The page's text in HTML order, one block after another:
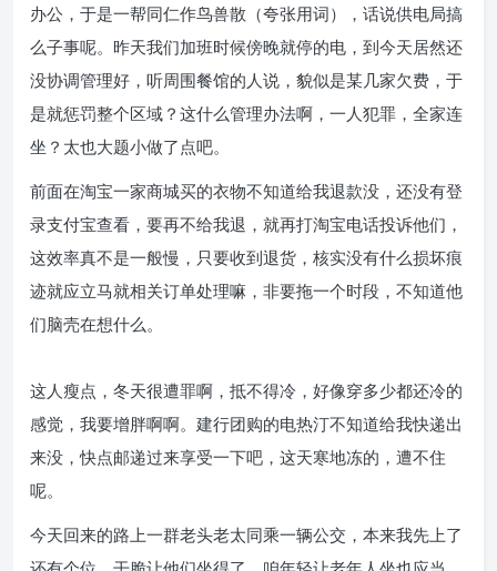
办公，于是一帮同仁作鸟兽散（夸张用词），话说供电局搞
么子事呢。昨天我们加班时候傍晚就停的电，到今天居然还
没协调管理好，听周围餐馆的人说，貌似是某几家欠费，于
是就惩罚整个区域？这什么管理办法啊，一人犯罪，全家连
坐？太也大题小做了点吧。
前面在淘宝一家商城买的衣物不知道给我退款没，还没有登
录支付宝查看，要再不给我退，就再打淘宝电话投诉他们，
这效率真不是一般慢，只要收到退货，核实没有什么损坏痕
迹就应立马就相关订单处理嘛，非要拖一个时段，不知道他
们脑壳在想什么。
这人瘦点，冬天很遭罪啊，抵不得冷，好像穿多少都还冷的
感觉，我要增胖啊啊。建行团购的电热汀不知道给我快递出
来没，快点邮递过来享受一下吧，这天寒地冻的，遭不住
呢。
今天回来的路上一群老头老太同乘一辆公交，本来我先上了